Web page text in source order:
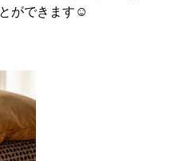
ができます☺